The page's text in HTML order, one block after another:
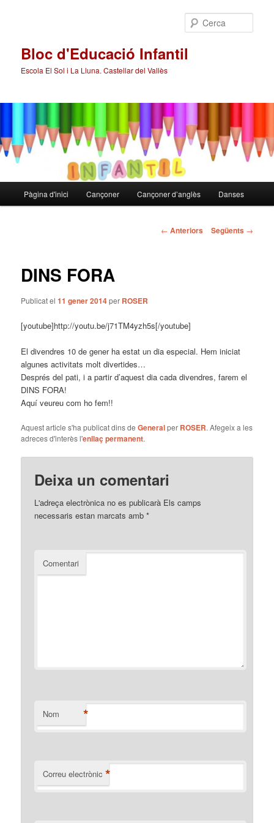
Bloc d'Educació Infantil
Escola El Sol i La Lluna. Castellar del Vallès
principal
Aneu
principal
Pàgina d'inici Cançoner Cançoner d’anglès Danses
Navegació
← Anteriors Següents →
DINS FORA
Publicat el11 gener 2014per ROSER
[youtube]http://youtu.be/j71TM4yzh5s[/youtube]
El divendres 10 de gener ha estat un dia especial. Hem iniciat
algunes activitats molt divertides…
Després del pati, i a partir d’aquest dia cada divendres, farem el
DINS FORA!
Aquí veureu com ho fem!!
Aquest article s'ha publicat dins deGeneralper ROSER. Afegeix a les
adreces d'interès l'enllaç permanent.
Deixa un comentari
L'adreça electrònica no es publicarà Els camps
necessaris estan marcats amb*
Comentari
Nom *
Correu electrònic *